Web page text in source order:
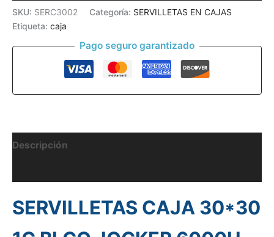
1C
BLCO
JOCKER
6000U
SKU: SERC3002 Categoría: SERVILLETAS EN CAJAS
Etiqueta: caja
Pago seguro garantizado
Descripción
SERVILLETAS CAJA 30*30